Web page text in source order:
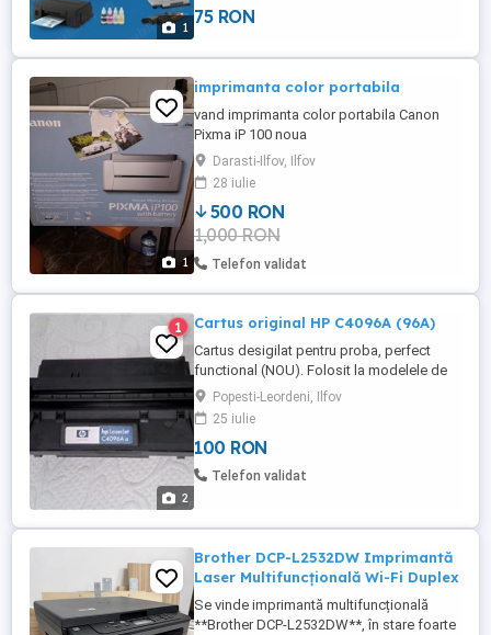
1
și Ilfov. Intervenim direct la sediul firmei
acceptarea ...
75 RON
1
imprimanta color portabila
vand imprimanta color portabila Canon
Pixma iP 100 noua
Darasti-Ilfov, Ilfov
28 iulie
500 RON
1,000 RON
Telefon validat
2
1 Cartus original HP C4096A (96A)
Cartus desigilat pentru proba, perfect
functional (NOU). Folosit la modelele de
imprimante HP: LaserJet 2100, LaserJet
2100m, LaserJet 2100se, LaserJet 2100th,
LaserJet 2100tn, LaserJet 2100xi,
LaserJet 2200, LaserJet 2200d, LaserJet
2200dn, LaserJet 2200dse, LaserJet
Popesti-Leordeni, Ilfov
25 iulie
100 RON
Telefon validat
Brother DCP-L2532DW Imprimantă
Laser Multifuncțională Wi-Fi Duplex
Se vinde imprimantă multifuncțională
**Brother DCP-L2532DW**, în stare foarte